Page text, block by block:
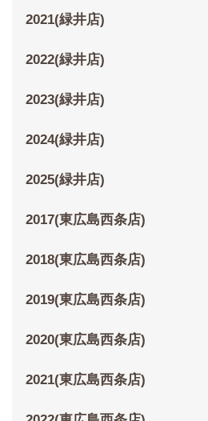
2021(緑井店)
2022(緑井店)
2023(緑井店)
2024(緑井店)
2025(緑井店)
2017(東広島西条店)
2018(東広島西条店)
2019(東広島西条店)
2020(東広島西条店)
2021(東広島西条店)